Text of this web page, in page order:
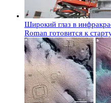
Широкий глаз в
Roman готовится к